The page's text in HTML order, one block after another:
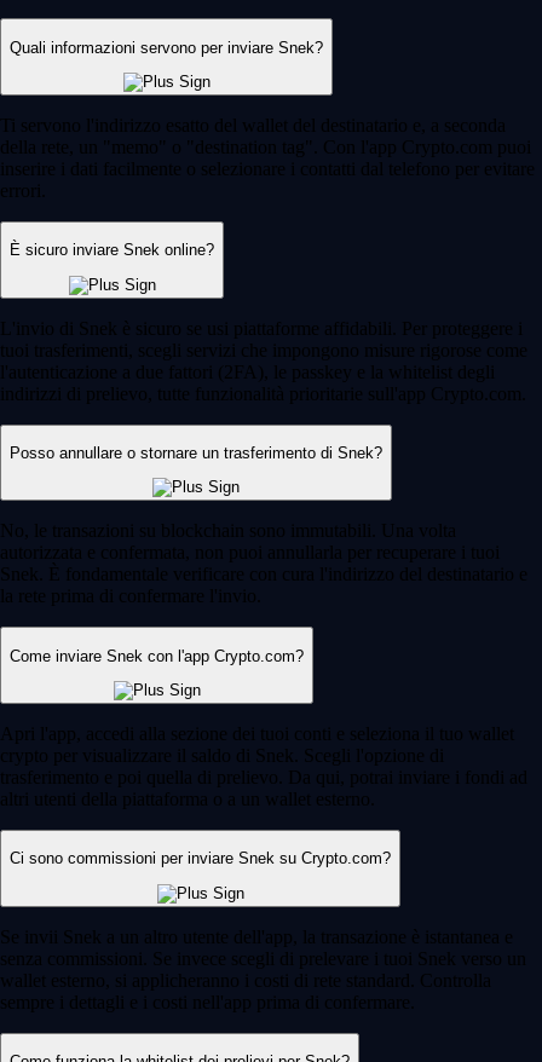
Quali informazioni servono per inviare Snek?
Ti servono l'indirizzo esatto del wallet del destinatario e, a seconda
della rete, un "memo" o "destination tag". Con l'app Crypto.com puoi
inserire i dati facilmente o selezionare i contatti dal telefono per evitare
errori.
È sicuro inviare Snek online?
L'invio di Snek è sicuro se usi piattaforme affidabili. Per proteggere i
tuoi trasferimenti, scegli servizi che impongono misure rigorose come
l'autenticazione a due fattori (2FA), le passkey e la whitelist degli
indirizzi di prelievo, tutte funzionalità prioritarie sull'app Crypto.com.
Posso annullare o stornare un trasferimento di Snek?
No, le transazioni su blockchain sono immutabili. Una volta
autorizzata e confermata, non puoi annullarla per recuperare i tuoi
Snek. È fondamentale verificare con cura l'indirizzo del destinatario e
la rete prima di confermare l'invio.
Come inviare Snek con l'app Crypto.com?
Apri l'app, accedi alla sezione dei tuoi conti e seleziona il tuo wallet
crypto per visualizzare il saldo di Snek. Scegli l'opzione di
trasferimento e poi quella di prelievo. Da qui, potrai inviare i fondi ad
altri utenti della piattaforma o a un wallet esterno.
Ci sono commissioni per inviare Snek su Crypto.com?
Se invii Snek a un altro utente dell'app, la transazione è istantanea e
senza commissioni. Se invece scegli di prelevare i tuoi Snek verso un
wallet esterno, si applicheranno i costi di rete standard. Controlla
sempre i dettagli e i costi nell'app prima di confermare.